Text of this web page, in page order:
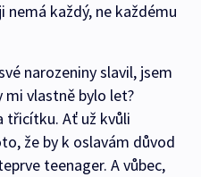
nemá každý, ne každému
narozeniny slavil, jsem
vlastně bylo let?
třicítku. Ať už kvůli
že by k oslavám důvod
teenager. A vůbec,